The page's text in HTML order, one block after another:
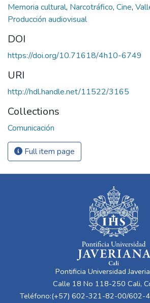
Memoria cultural, Narcotráfico, Cine,
Producción audiovisual
DOI
https://doi.org/10.71618/4h10-6749
URI
http://hdl.handle.net/11522/3165
Collections
Comunicación
Full item page
Pontificia Universidad
Calle 18 No 118-250 Cali,
Teléfono:(+57) 602-321-82-00/602-